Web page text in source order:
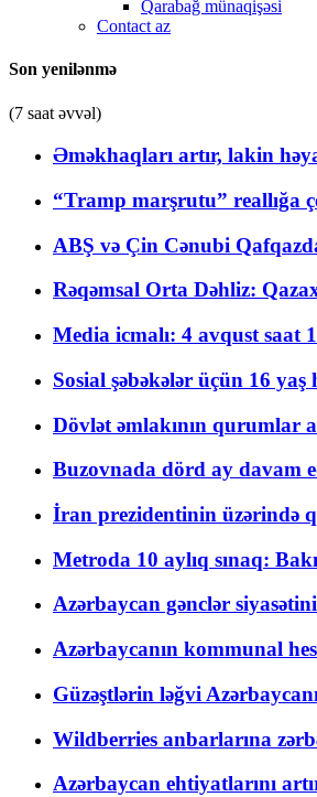
Qarabağ münaqişəsi
Contact az
Son yenilənmə
(7 saat əvvəl)
Əməkhaqları artır, lakin
“Tramp marşrutu” reallığa
ABŞ və Çin Cənubi
Rəqəmsal Orta Dəhliz:
Media icmalı: 4 avqust saat
Sosial şəbəkələr üçün 16
Dövlət əmlakının qurumlar
Buzovnada dörd ay davam
İran prezidentinin üzərində
Metroda 10 aylıq sınaq:
Azərbaycan gənclər
Azərbaycanın kommunal
Güzəştlərin ləğvi
Wildberries anbarlarına
Azərbaycan ehtiyatlarını